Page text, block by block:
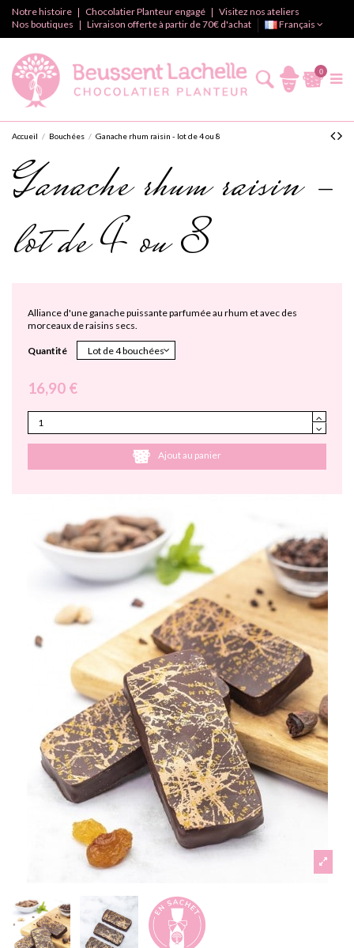
Notre histoire Chocolatier Planteur engagé
Visitez nos ateliers
Nos boutiques
Livraison offerte à partir de 70€ d'achat Français
0
Accueil Bouchées Ganache rhum raisin - lot de 4 ou 8
Ganache rhum raisin -
lot de 4 ou 8
Alliance d'une ganache puissante parfumée au rhum et avec des
morceaux de raisins secs.
Quantité
16,90 €
Ajout au panier